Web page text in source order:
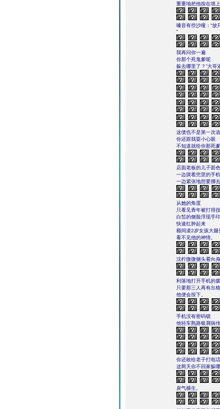
重重地把他按在墙
嗓音有些沙哑：“放
”
我再问你一遍
你那个死鬼爹呢
躲去哪里了？”大哥
这债也不是第一次
你还跟我耍小心眼
不知道就给你那死
店面老板的儿子面
一边摸着兜里的手机
一边紧张地想要挪
从她的角度
只看见青年被打得
白皙的侧脸浮现手印
快速红肿起来
额间凌2岁女孩大
看不见他的神情。
沈柠微微侧头看向
利落地打开手机的
只要那三人再有出
他便会按下。
手机没有密码锁
他轻车熟路银屑病
你还敢给老子打电话
这两天你不回家躲
戾气横生。